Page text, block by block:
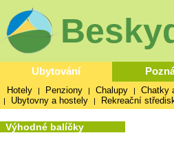
Ubytování
Hotely | Penziony | Chalupy | Chatky
| Ubytovny a hostely | Rekreační
Výhodné balíčky